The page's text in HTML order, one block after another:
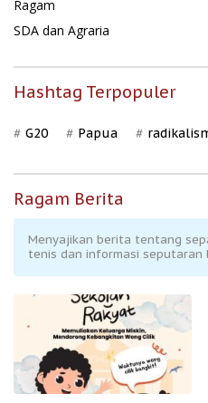
Ragam
SDA dan Agraria
Hashtag Terpopuler
G20 Papua
Ragam Berita
Menyajikan berita tentang
tenis dan informasi